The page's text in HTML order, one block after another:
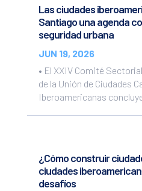
Las ciudades
Santiago una agenda
seguridad urbana
JUN 19, 2026
• El XXIV Comité
de la Unión de Ciudades
Iberoamericanas
¿Cómo construir
ciudades
desafíos